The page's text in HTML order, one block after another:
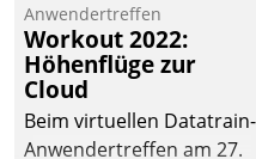
Anwendertreffen
Workout 2022:
Höhenflüge zur
Cloud
Beim virtuellen Datatrain-
Anwendertreffen am 27.